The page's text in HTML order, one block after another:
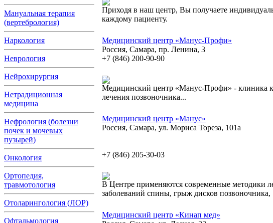
Мануальная терапия
(вертебрология)
Наркология
Неврология
Нейрохирургия
Нетрадиционная
медицина
Нефрология (болезни
почек и мочевых
пузырей)
Онкология
Ортопедия,
травмотология
Отоларингология (ЛОР)
Офтальмология
Приходя в наш центр, Вы получаете
каждому пациенту.
Медицинский центр «Манус-Профи»
Россия, Самара, пр. Ленина, 3
+7 (846) 200-90-90
Медицинский центр «Манус-Профи» - клиника
лечения позвоночника...
Медицинский центр «Манус»
Россия, Самара, ул. Мориса Тореза, 101а
+7 (846) 205-30-03
В Центре применяются современные методики
заболеваний спины, грыж дисков позвоночника,
Медицинский центр «Кинап мед»